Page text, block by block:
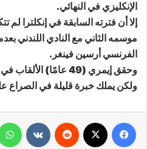
الإنكليزي في النهائي.
إلا أن فترته السابقة في إنكلترا لم
موسمه الثاني مع النادي اللندني
الفرنسي أرسين فينغر.
وحقق إيمري (49 عامًا)
ولكن يملك خبرة قليلة في الصراع